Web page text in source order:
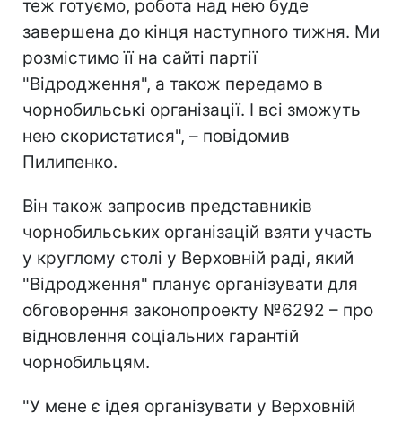
теж готуємо, робота над нею буде
завершена до кінця наступного тижня. Ми
розмістимо її на сайті партії
"Відродження", а також передамо в
чорнобильські організації. І всі зможуть
нею скористатися", – повідомив
Пилипенко.
Він також запросив представників
чорнобильських організацій взяти участь
у круглому столі у Верховній раді, який
"Відродження" планує організувати для
обговорення законопроекту №6292 – про
відновлення соціальних гарантій
чорнобильцям.
"У мене є ідея організувати у Верховній